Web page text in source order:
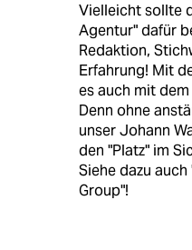
Vielleicht sollte
Agentur" dafür
Redaktion,
Erfahrung! Mit
es auch mit dem
Denn ohne
unser Johann
den "Platz" im
Siehe dazu
Group"!